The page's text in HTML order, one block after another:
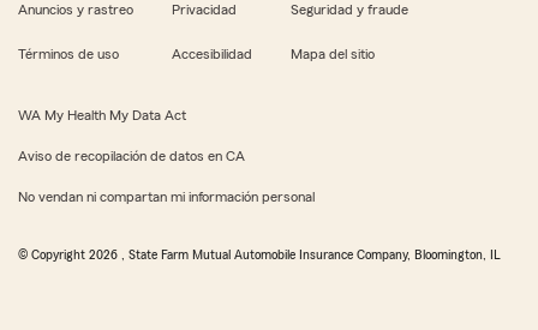
Anuncios y rastreo Privacidad Seguridad y fraude
Términos de uso Accesibilidad Mapa del sitio
WA My Health My Data Act
Aviso de recopilación de datos en CA
No vendan ni compartan mi información personal
© Copyright 2026 , State Farm Mutual Automobile Insurance Company, Bloomington, IL